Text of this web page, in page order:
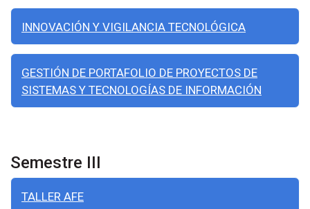
INNOVACIÓN Y VIGILANCIA TECNOLÓGICA
GESTIÓN DE PORTAFOLIO DE PROYECTOS DE
SISTEMAS Y TECNOLOGÍAS DE INFORMACIÓN
Semestre III
TALLER AFE